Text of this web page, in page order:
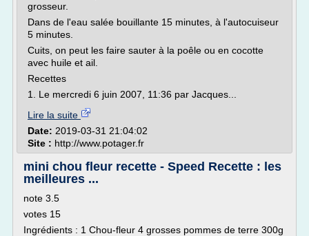
grosseur.
Dans de l'eau salée bouillante 15 minutes, à l'autocuiseur
5 minutes.
Cuits, on peut les faire sauter à la poêle ou en cocotte
avec huile et ail.
Recettes
1. Le mercredi 6 juin 2007, 11:36 par Jacques...
Lire la suite
Date: 2019-03-31 21:04:02
Site : http://www.potager.fr
mini chou fleur recette - Speed Recette : les
meilleures ...
note 3.5
votes 15
Ingrédients : 1 Chou-fleur 4 grosses pommes de terre 300g